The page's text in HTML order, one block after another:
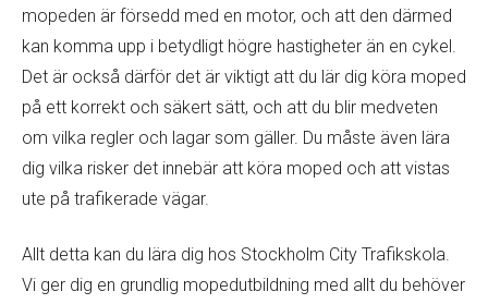
mopeden är försedd med en motor, och att den därmed
kan komma upp i betydligt högre hastigheter än en cykel.
Det är också därför det är viktigt att du lär dig köra moped
på ett korrekt och säkert sätt, och att du blir medveten
om vilka regler och lagar som gäller. Du måste även lära
dig vilka risker det innebär att köra moped och att vistas
ute på trafikerade vägar.
Allt detta kan du lära dig hos Stockholm City Trafikskola.
Vi ger dig en grundlig mopedutbildning med allt du behöver